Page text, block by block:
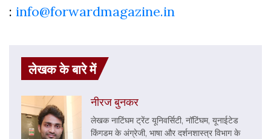
: info@forwardmagazine.in
लेखक के बारे में
नीरज बुनकर
लेखक नाटिंघम ट्रेंट यूनिवर्सिटी, नॉटिंघम, यूनाईटेड
किंगडम के अंग्रेजी, भाषा और दर्शनशास्त्र विभाग के